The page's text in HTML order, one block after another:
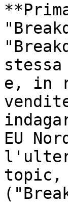
e, in
EU
topic,